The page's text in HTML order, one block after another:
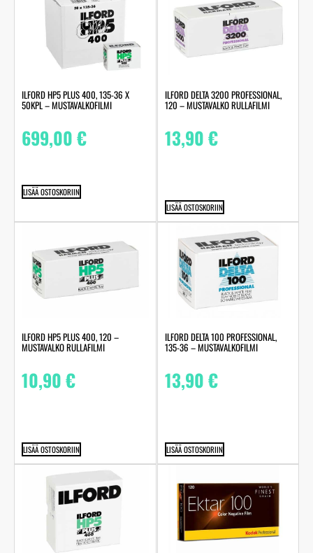
ILFORD HP5 PLUS 400, 135-36 X
50KPL – MUSTAVALKOFILMI
699,00€
LISÄÄ OSTOSKORIIN
ILFORD DELTA 3200 PROFESSIONAL,
120 – MUSTAVALKO RULLAFILMI
13,90€
LISÄÄ OSTOSKORIIN
ILFORD HP5 PLUS 400, 120 –
MUSTAVALKO RULLAFILMI
10,90€
LISÄÄ OSTOSKORIIN
ILFORD DELTA 100 PROFESSIONAL,
135-36 – MUSTAVALKOFILMI
13,90€
LISÄÄ OSTOSKORIIN